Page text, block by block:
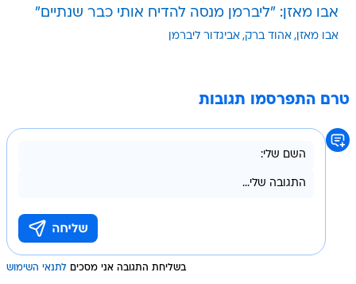
אבו מאזן: "ליברמן מנסה להדיח אותי כבר שנתיים"
אבו מאזן אהוד ברק אביגדור ליברמן
טרם התפרסמו תגובות
בשליחת התגובה אני מסכים לתנאי השימוש